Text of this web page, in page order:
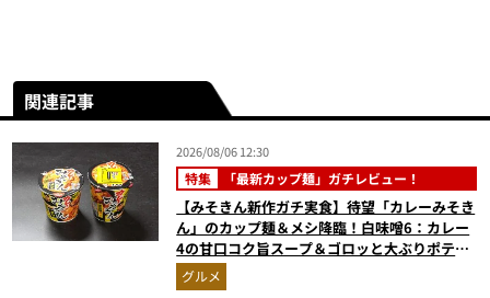
関連記事
2026/08/06 12:30
特集 「最新カップ麺」ガチレビュー！
【みそきん新作ガチ実食】待望「カレーみそき
ん」のカップ麺＆メシ降臨！白味噌6：カレー
4の甘口コク旨スープ＆ゴロッと大ぶりポテト
に歓喜
グルメ